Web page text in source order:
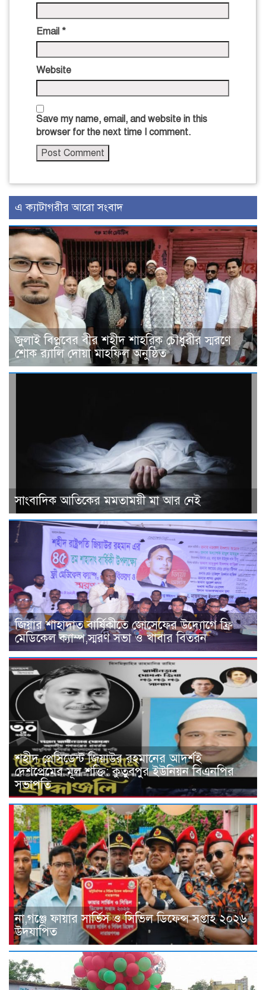
Email *
Website
Save my name, email, and website in this
browser for the next time I comment.
এ ক্যাটাগরীর আরো সংবাদ
জুলাই বিপ্লবের বীর শহীদ শাহরিক চৌধুরীর স্মরণে
শোক র‍্যালি দোয়া মাহফিল অনুষ্ঠিত
সাংবাদিক আতিকের মমতাময়ী মা আর নেই
জিয়ার শাহাদাত বার্ষিকীতে জোসেফের উদ্যোগে ফ্রি
মেডিকেল ক্যাম্প,স্মরণ সভা ও খাবার বিতরন
শহীদ প্রেসিডেন্ট জিয়াউর রহমানের আদর্শই
দেশপ্রেমের মূল শক্তি: কুতুবপুর ইউনিয়ন বিএনপির
সভাপতি
না,গঞ্জে ফায়ার সার্ভিস ও সিভিল ডিফেন্স সপ্তাহ ২০২৬
উদযাপিত